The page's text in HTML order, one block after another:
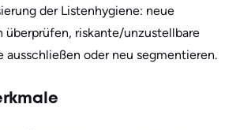
der Listenhygiene: neue
riskante/unzustellbare
ausschließen oder neu segmentieren.